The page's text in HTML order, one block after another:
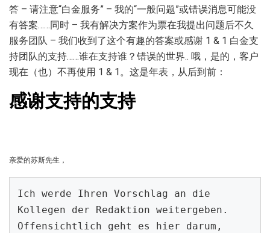
答 – 请注意“白金服务” – 我的“一般问题”或错误消息可能没
有答案……同时 – 我有解决方案作为票在我提出问题后不久
服务团队 – 我们收到了这个有趣的答案或感谢 1 & 1 白金支
持团队的支持……谁在支持谁？错误的世界.. 哦，是的，客户
现在（也）不再使用 1 & 1。这是年表 ，从后到前：
感谢支持的支持
亲爱的苏斯先生，
Ich werde Ihren Vorschlag an die
Kollegen der Redaktion weitergeben.
Offensichtlich geht es hier darum,